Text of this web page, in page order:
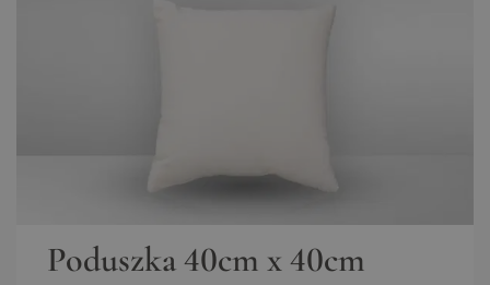
Poduszka 40cm x 40cm